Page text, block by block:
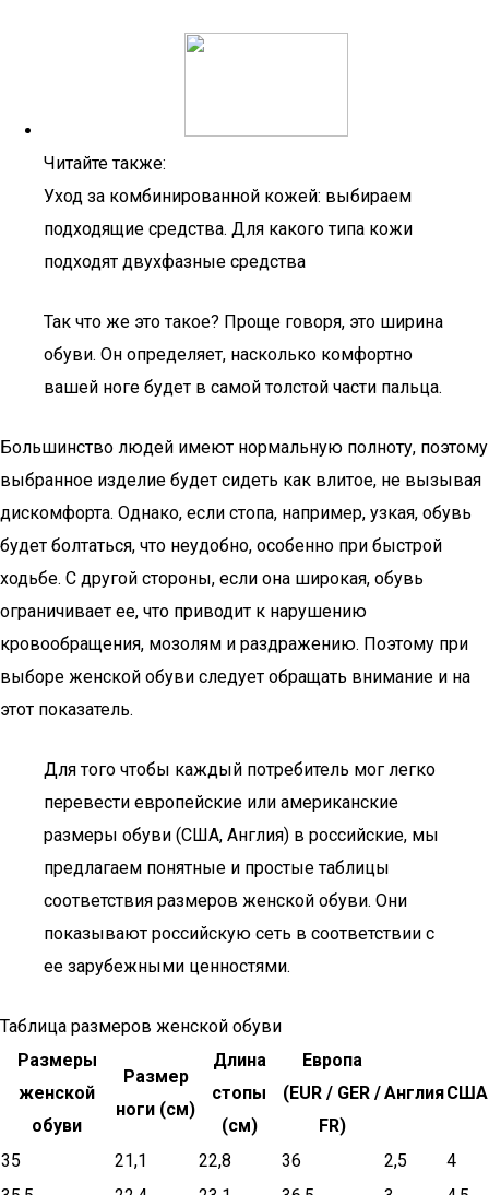
Читайте также:
Уход за комбинированной кожей: выбираем
подходящие средства. Для какого типа кожи
подходят двухфазные средства
Так что же это такое? Проще говоря, это ширина
обуви. Он определяет, насколько комфортно
вашей ноге будет в самой толстой части пальца.
Большинство людей имеют нормальную полноту, поэтому
выбранное изделие будет сидеть как влитое, не вызывая
дискомфорта. Однако, если стопа, например, узкая, обувь
будет болтаться, что неудобно, особенно при быстрой
ходьбе. С другой стороны, если она широкая, обувь
ограничивает ее, что приводит к нарушению
кровообращения, мозолям и раздражению. Поэтому при
выборе женской обуви следует обращать внимание и на
этот показатель.
Для того чтобы каждый потребитель мог легко
перевести европейские или американские
размеры обуви (США, Англия) в российские, мы
предлагаем понятные и простые таблицы
соответствия размеров женской обуви. Они
показывают российскую сеть в соответствии с
ее зарубежными ценностями.
Таблица размеров женской обуви
Размеры
женской
обуви
Размер
ноги (см)
Длина
стопы
(см)
Европа
(EUR / GER /
FR)
АнглияСША
35 21,1 22,8 36 2,5
4